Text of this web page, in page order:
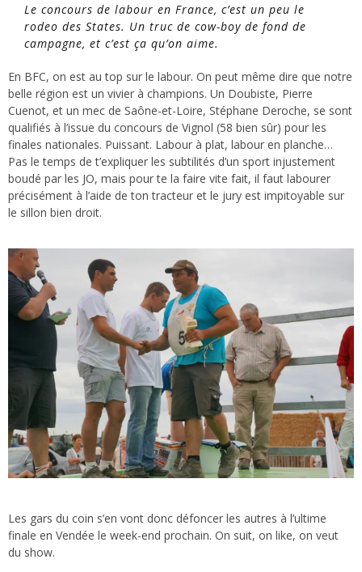
Le concours de labour en France, c’est un peu le
rodeo des States. Un truc de cow-boy de fond de
campagne, et c’est ça qu’on aime.
En BFC, on est au top sur le labour. On peut même dire que notre
belle région est un vivier à champions. Un Doubiste, Pierre
Cuenot, et un mec de Saône-et-Loire, Stéphane Deroche, se sont
qualifiés à l’issue du concours de Vignol (58 bien sûr) pour les
finales nationales. Puissant. Labour à plat, labour en planche…
Pas le temps de t’expliquer les subtilités d’un sport injustement
boudé par les JO, mais pour te la faire vite fait, il faut labourer
précisément à l’aide de ton tracteur et le jury est impitoyable sur
le sillon bien droit.
Les gars du coin s’en vont donc défoncer les autres à l’ultime
finale en Vendée le week-end prochain. On suit, on like, on veut
du show.